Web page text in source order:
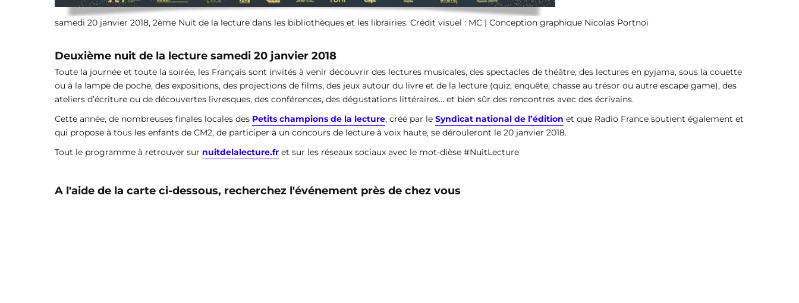
samedi 20 janvier 2018, 2ème Nuit de la lecture dans les bibliothèques et les librairies. Crédit visuel : MC | Conception graphique Nicolas Portnoï
Deuxième nuit de la lecture samedi 20 janvier 2018
Toute la journée et toute la soirée, les Français sont invités à venir découvrir des lectures musicales, des spectacles de théâtre, des lectures en pyjama, sous la couette
ou à la lampe de poche, des expositions, des projections de films, des jeux autour du livre et de la lecture (quiz, enquête, chasse au trésor ou autre escape game), des
ateliers d’écriture ou de découvertes livresques, des conférences, des dégustations littéraires… et bien sûr des rencontres avec des écrivains.
Cette année, de nombreuses finales locales des Petits champions de la lecture, créé par le Syndicat national de l’édition et que Radio France soutient également et
qui propose à tous les enfants de CM2, de participer à un concours de lecture à voix haute, se dérouleront le 20 janvier 2018.
Tout le programme à retrouver sur nuitdelalecture.fr et sur les réseaux sociaux avec le mot-dièse #NuitLecture
A l'aide de la carte ci-dessous, recherchez l'événement près de chez vous